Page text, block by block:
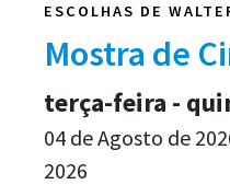
ESCOLHAS DE
Mostra de
terça-feira -
04 de Agosto de
2026